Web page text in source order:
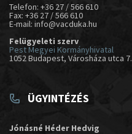
Telefon: +36 27 / 566 610
Fax: +36 27 / 566 610
E-mail: info@vacduka.hu
Felügyeleti szerv
Pest Megyei Kormányhivatal
1052 Budapest, Városháza utca 7.
ÜGYINTÉZÉS
Jónásné Héder Hedvig